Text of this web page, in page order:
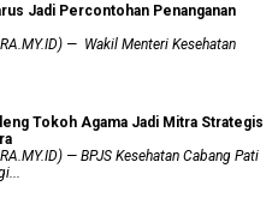
Jadi Percontohan Penanganan
— Wakil Menteri Kesehatan
Tokoh Agama Jadi Mitra Strategis
— BPJS Kesehatan Cabang Pati